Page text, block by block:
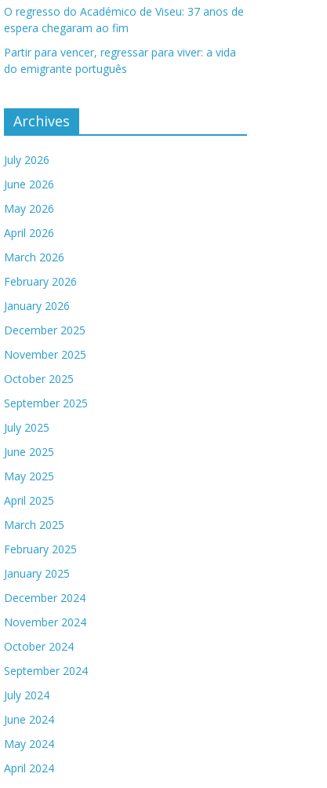
O regresso do Académico de Viseu: 37 anos de
espera chegaram ao fim
Partir para vencer, regressar para viver: a vida
do emigrante português
Archives
July 2026
June 2026
May 2026
April 2026
March 2026
February 2026
January 2026
December 2025
November 2025
October 2025
September 2025
July 2025
June 2025
May 2025
April 2025
March 2025
February 2025
January 2025
December 2024
November 2024
October 2024
September 2024
July 2024
June 2024
May 2024
April 2024